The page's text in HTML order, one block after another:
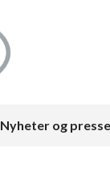
Nyheter og presse